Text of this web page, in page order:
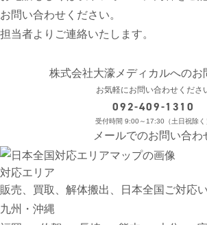
お問い合わせください。
担当者よりご連絡いたします。
株式会社大濠メディカルへのお
お気軽にお問い合わせくださ
092-409-1310
受付時間 9:00～17:30（土日祝除く
メールでのお問い合わ
対応エリア
販売、買取、解体搬出、日本全国ご対応
九州・沖縄